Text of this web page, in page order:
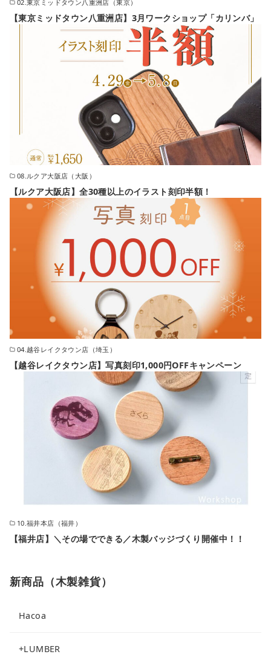
02.東京ミッドタウン八重洲店（東京）
【東京ミッドタウン八重洲店】3月ワークショップ「カリンバ」
08.ルクア大阪店（大阪）
【ルクア大阪店】全30種以上のイラスト刻印半額！
04.越谷レイクタウン店（埼玉）
【越谷レイクタウン店】写真刻印1,000円OFFキャンペーン
10.福井本店（福井）
【福井店】＼その場でできる／木製バッジづくり開催中！！
新商品（木製雑貨）
Hacoa
+LUMBER